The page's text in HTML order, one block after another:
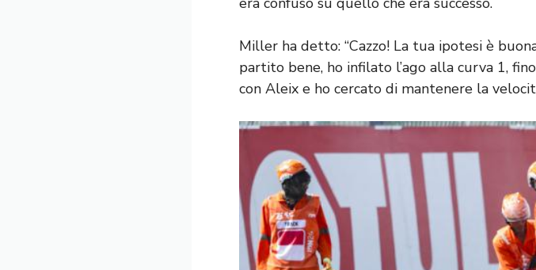
Miller ha detto: “Cazzo! La tua ipotesi è
partito bene, ho infilato l’ago alla curva 1,
con Aleix e ho cercato di mantenere la